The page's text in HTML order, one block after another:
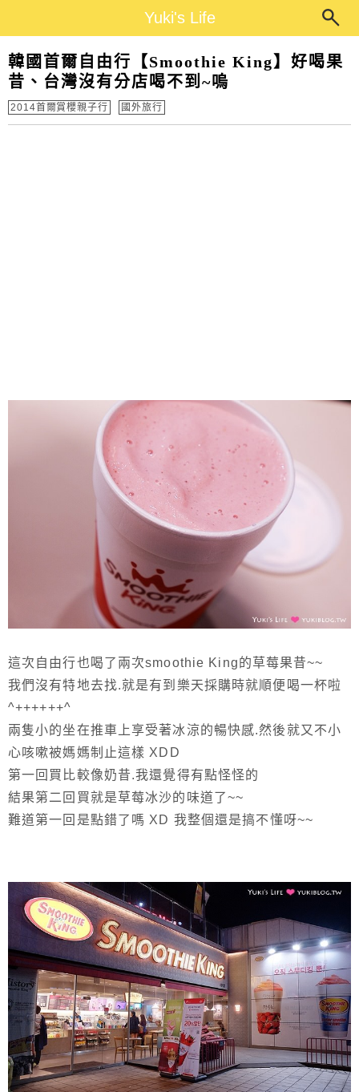
Yuki's Life
韓國首爾自由行【Smoothie King】好喝果
昔、台灣沒有分店喝不到~嗚
2014首爾賞櫻親子行 國外旅行
這次自由行也喝了兩次smoothie King的草莓果昔~~
我們沒有特地去找.就是有到樂天採購時就順便喝一杯啦
^++++++^
兩隻小的坐在推車上享受著冰涼的暢快感.然後就又不小
心咳嗽被媽媽制止這樣 XDD
第一回買比較像奶昔.我還覺得有點怪怪的
結果第二回買就是草莓冰沙的味道了~~
難道第一回是點錯了嗎 XD 我整個還是搞不懂呀~~